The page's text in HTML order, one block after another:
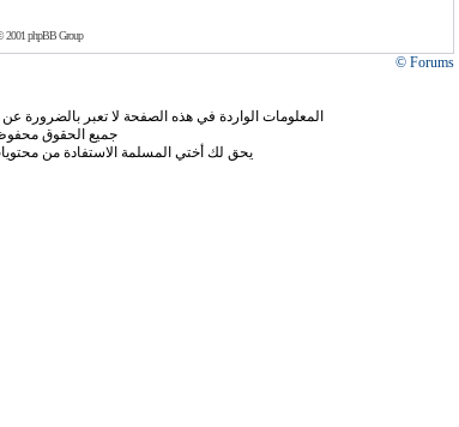
2001 phpBB Group
Forums ©
المعلومات الواردة في هذه الصفحة لا تعبر بالضرورة
جميع الحقوق
يحق لك أختي المسلمة الاستفادة من